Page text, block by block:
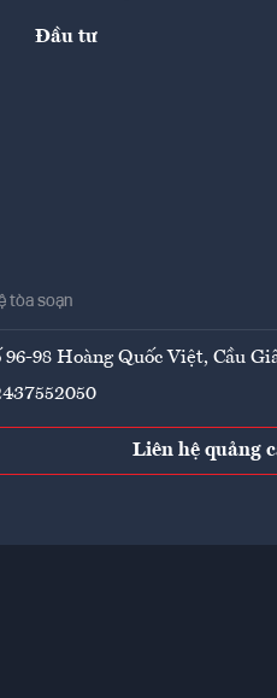
Đầu tư
tòa soạn
96-98 Hoàng Quốc Việt, Cầu
Liên hệ quảng